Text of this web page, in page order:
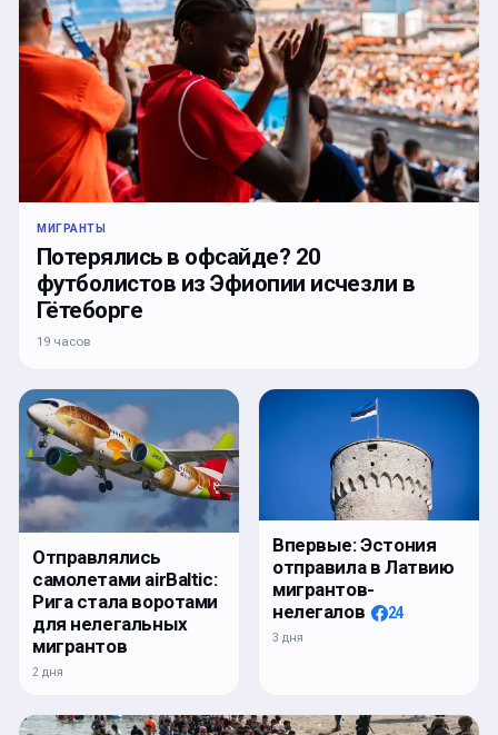
МИГРАНТЫ
Потерялись в офсайде? 20
футболистов из Эфиопии исчезли в
Гётеборге
19 часов
Отправлялись
самолетами airBaltic:
Рига стала воротами
для нелегальных
мигрантов
2 дня
Впервые: Эстония
отправила в Латвию
мигрантов-
нелегалов
24
3 дня